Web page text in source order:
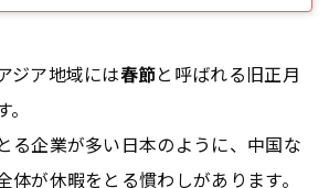
ジア地域には春節と呼ばれる旧正月
る企業が多い日本のように、中国な
体が休暇をとる慣わしがあります。